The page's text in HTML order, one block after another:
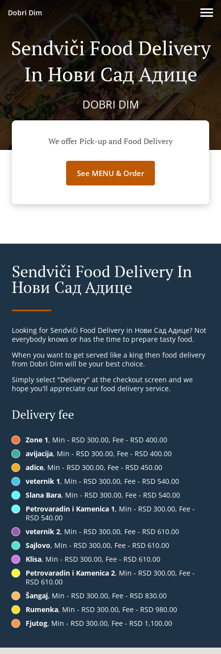
Dobri Dim
Sendviči Food Delivery
In Нови Сад Адице
DOBRI DIM
We offer Pick-up and Food Delivery
See MENU & Order
Sendviči Food Delivery In
Нови Сад Адице
Looking for Sendviči Food Delivery in Нови Сад Адице? Not
everybody knows or has the time to prepare tasty food.
When you want to get served like a king then food delivery
from Dobri Dim will be your best choice.
Simply select "Delivery" at the checkout screen and we
hope you'll appreciate our food delivery service.
Delivery fee
Zone 1, Min - RSD 300.00, Fee - RSD 400.00
avijacija, Min - RSD 300.00, Fee - RSD 400.00
adice, Min - RSD 300.00, Fee - RSD 450.00
veternik 1, Min - RSD 300.00, Fee - RSD 540.00
Slana Bara, Min - RSD 300.00, Fee - RSD 540.00
Petrovaradin i Kamenica 1, Min - RSD 300.00, Fee -
RSD 540.00
veternik 2, Min - RSD 300.00, Fee - RSD 610.00
Sajlovo, Min - RSD 300.00, Fee - RSD 610.00
Klisa, Min - RSD 300.00, Fee - RSD 610.00
Petrovaradin i Kamenica 2, Min - RSD 300.00, Fee -
RSD 610.00
Šangaj, Min - RSD 300.00, Fee - RSD 830.00
Rumenka, Min - RSD 300.00, Fee - RSD 980.00
Fjutog, Min - RSD 300.00, Fee - RSD 1,100.00